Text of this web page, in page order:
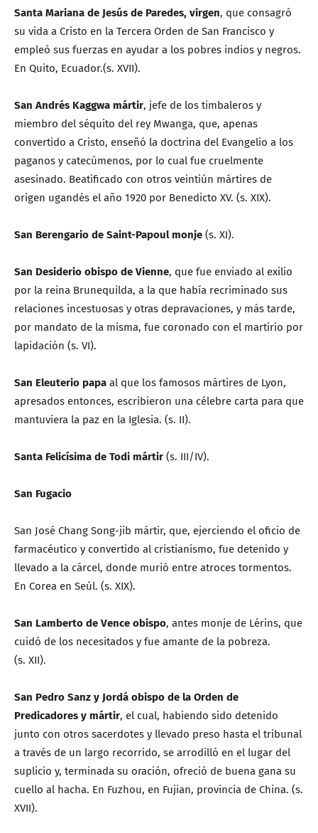
Santa Mariana de Jesús de Paredes, virgen, que consagró
su vida a Cristo en la Tercera Orden de San Francisco y
empleó sus fuerzas en ayudar a los pobres indios y negros.
En Quito, Ecuador.(s. XVII).
San Andrés Kaggwa mártir, jefe de los timbaleros y
miembro del séquito del rey Mwanga, que, apenas
convertido a Cristo, enseñó la doctrina del Evangelio a los
paganos y catecúmenos, por lo cual fue cruelmente
asesinado. Beatificado con otros veintiún mártires de
origen ugandés el año 1920 por Benedicto XV. (s. XIX).
San Berengario de Saint-Papoul monje (s. XI).
San Desiderio obispo de Vienne, que fue enviado al exilio
por la reina Brunequilda, a la que había recriminado sus
relaciones incestuosas y otras depravaciones, y más tarde,
por mandato de la misma, fue coronado con el martirio por
lapidación (s. VI).
San Eleuterio papa al que los famosos mártires de Lyon,
apresados entonces, escribieron una célebre carta para que
mantuviera la paz en la Iglesia. (s. II).
Santa Felicísima de Todi mártir (s. III/IV).
San Fugacio
San José Chang Song-jib mártir, que, ejerciendo el oficio de
farmacéutico y convertido al cristianismo, fue detenido y
llevado a la cárcel, donde murió entre atroces tormentos.
En Corea en Seúl. (s. XIX).
San Lamberto de Vence obispo, antes monje de Lérins, que
cuidó de los necesitados y fue amante de la pobreza.
(s. XII).
San Pedro Sanz y Jordá obispo de la Orden de
Predicadores y mártir, el cual, habiendo sido detenido
junto con otros sacerdotes y llevado preso hasta el tribunal
a través de un largo recorrido, se arrodilló en el lugar del
suplicio y, terminada su oración, ofreció de buena gana su
cuello al hacha. En Fuzhou, en Fujian, provincia de China. (s.
XVII).